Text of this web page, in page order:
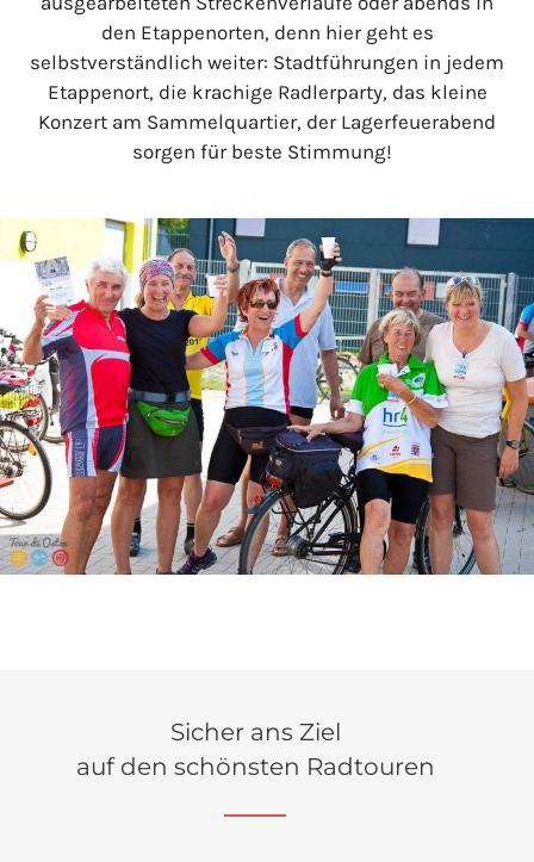
den Etappenorten, denn hier geht es
selbstverständlich weiter: Stadtführungen in jedem
Etappenort, die krachige Radlerparty, das kleine
Konzert am Sammelquartier, der Lagerfeuerabend
sorgen für beste Stimmung!
Sicher ans Ziel
auf den schönsten Radtouren